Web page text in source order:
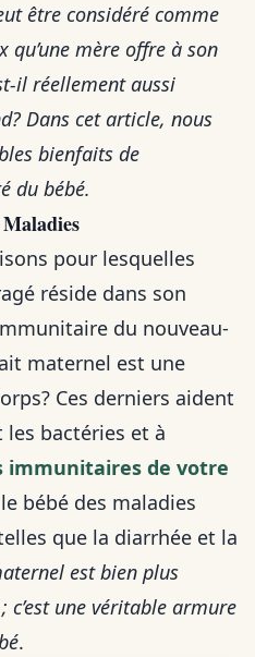
être considéré comme
qu’une mère offre à son
il réellement aussi
Dans cet article, nous
bienfaits de
du bébé.
pour lesquelles
réside dans son
du nouveau-
maternel est une
Ces derniers aident
bactéries et à
immunitaires de votre
bébé des maladies
que la diarrhée et la
est bien plus
c’est une véritable armure
.